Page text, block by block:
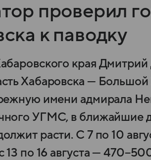
проверил
к паводку
края
Хабаровска —
имени адмирала
УГМС, в ближайшие
расти. С 7 по 10
по 16 августа —